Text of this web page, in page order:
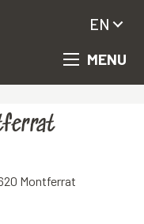
MENU
EN
Montferrat